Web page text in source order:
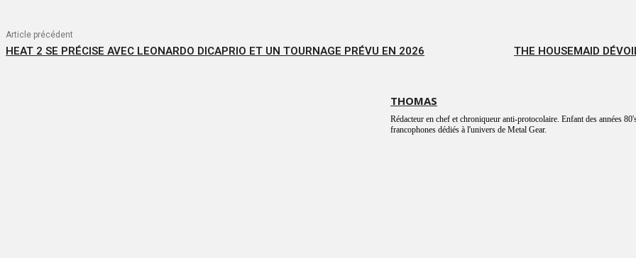
Article précédent
HEAT 2 SE PRÉCISE AVEC LEONARDO DICAPRIO ET UN TOURNAGE PRÉVU EN 2026
THE HOUSEMAID
THOMAS
Rédacteur en chef et chroniqueur anti-protocolaire. Enfant des années
francophones dédiés à l'univers de Metal Gear.